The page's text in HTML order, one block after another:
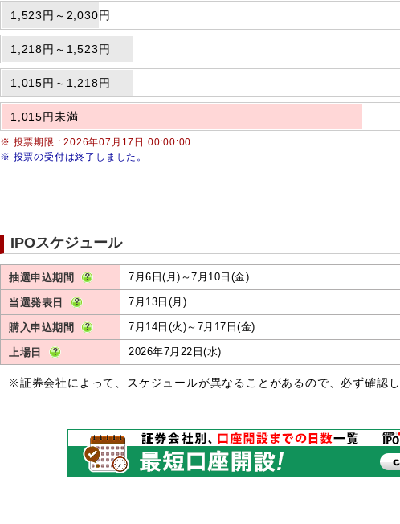
1,523円～2,030円
1,218円～1,523円
1,015円～1,218円
1,015円未満
※ 投票期限 : 2026年07月17日 00:00:00
※ 投票の受付は終了しました。
IPOスケジュール
抽選申込期間 7月6日(月)～7月10日(金)
当選発表日 7月13日(月)
購入申込期間 7月14日(火)～7月17日(金)
上場日 2026年7月22日(水)
※証券会社によって、スケジュールが異なることがあるので、必ず確認し